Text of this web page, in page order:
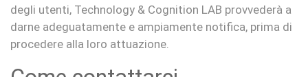
degli utenti, Technology & Cognition LAB provvederà a
darne adeguatamente e ampiamente notifica, prima di
procedere alla loro attuazione.